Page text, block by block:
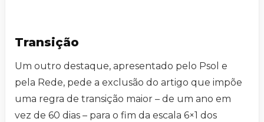
Transição
Um outro destaque, apresentado pelo Psol e
pela Rede, pede a exclusão do artigo que impõe
uma regra de transição maior – de um ano em
vez de 60 dias – para o fim da escala 6×1 dos